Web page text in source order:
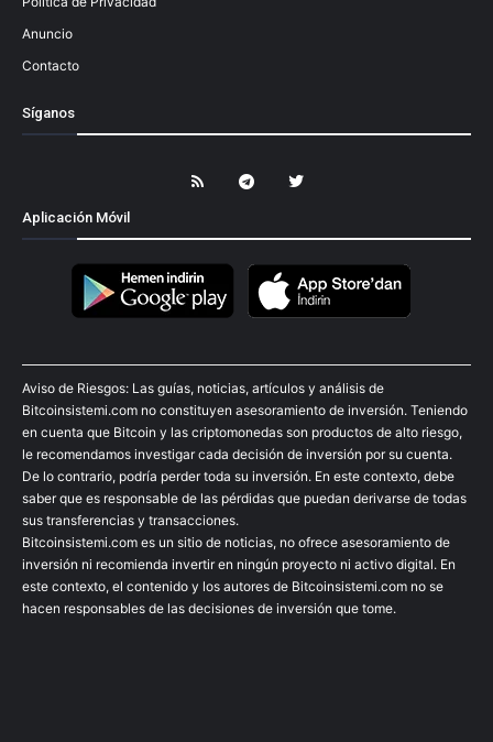
Anuncio
Contacto
Síganos
Aplicación Móvil
Aviso de Riesgos: Las guías, noticias, artículos y análisis de
Bitcoinsistemi.com no constituyen asesoramiento de inversión. Teniendo
en cuenta que Bitcoin y las criptomonedas son productos de alto riesgo,
le recomendamos investigar cada decisión de inversión por su cuenta.
De lo contrario, podría perder toda su inversión. En este contexto, debe
saber que es responsable de las pérdidas que puedan derivarse de todas
sus transferencias y transacciones.
Bitcoinsistemi.com es un sitio de noticias, no ofrece asesoramiento de
inversión ni recomienda invertir en ningún proyecto ni activo digital. En
este contexto, el contenido y los autores de Bitcoinsistemi.com no se
hacen responsables de las decisiones de inversión que tome.